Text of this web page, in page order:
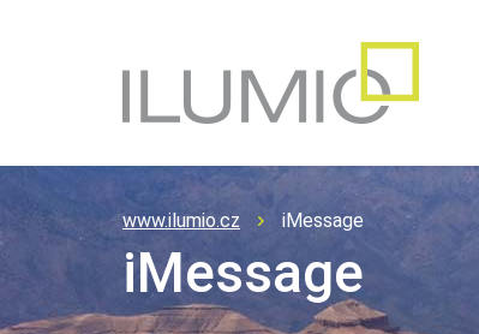
www.ilumio.cz iMessage
iMessage